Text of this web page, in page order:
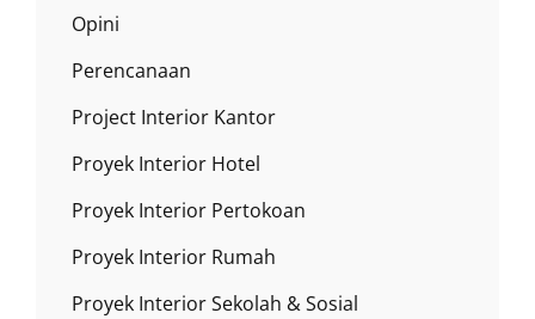
Opini
Perencanaan
Project Interior Kantor
Proyek Interior Hotel
Proyek Interior Pertokoan
Proyek Interior Rumah
Proyek Interior Sekolah & Sosial